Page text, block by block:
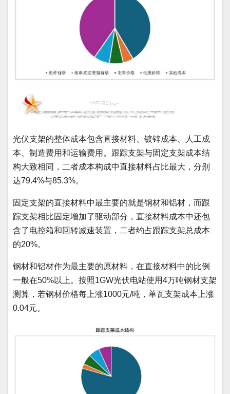
2、光伏支架的制造成本和价格现状
光伏支架的整体成本包含直接材料、镀锌成本、人工成
本、制造费用和运输费用。跟踪支架与固定支架成本结
构大致相同，二者成本构成中直接材料占比最大，分别
达79.4%与85.3%。
固定支架的直接材料中最主要的就是钢材和铝材，而跟
踪支架相比固定增加了驱动部分，直接材料成本中还包
含了电控箱和回转减速装置，二者约占跟踪支架总成本
的20%。
钢材和铝材作为最主要的原材料，在直接材料中的比例
一般在50%以上。按照1GW光伏电站使用4万吨钢材支架
测算，若钢材价格每上涨1000元/吨，单瓦支架成本上涨
0.04元。